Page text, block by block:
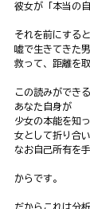
彼女が「本当の
それを前にすると
嘘で生きてきた男
救って、距離を
この読みができる
あなた自身が
少女の本能を知
女として折り合
なお自己所有を
からです。
だからこれは分